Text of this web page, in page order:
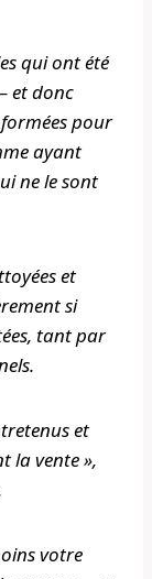
qui ont été
et donc
pour
ayant
ne le sont
et
si
tant par
et
la vente »,
votre